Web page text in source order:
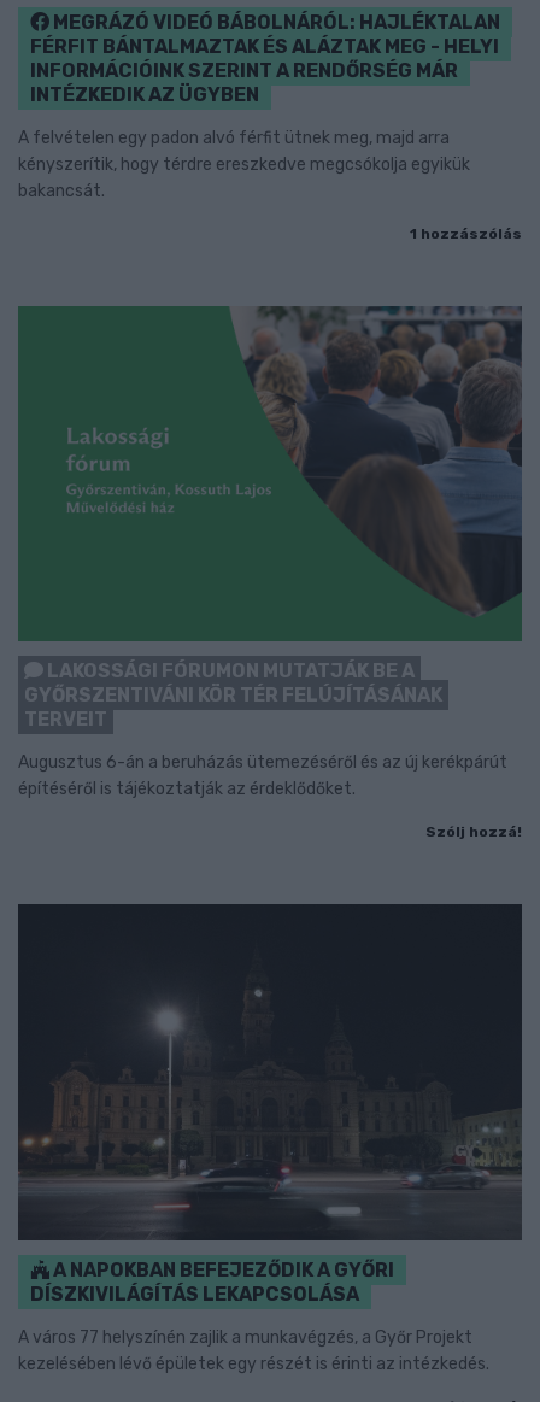
MEGRÁZÓ VIDEÓ BÁBOLNÁRÓL: HAJLÉKTALAN
FÉRFIT BÁNTALMAZTAK ÉS ALÁZTAK MEG - HELYI
INFORMÁCIÓINK SZERINT A RENDŐRSÉG MÁR
INTÉZKEDIK AZ ÜGYBEN
A felvételen egy padon alvó férfit ütnek meg, majd arra
kényszerítik, hogy térdre ereszkedve megcsókolja egyikük
bakancsát.
1 hozzászólás
LAKOSSÁGI FÓRUMON MUTATJÁK BE A
GYŐRSZENTIVÁNI KÖR TÉR FELÚJÍTÁSÁNAK
TERVEIT
Augusztus 6-án a beruházás ütemezéséről és az új kerékpárút
építéséről is tájékoztatják az érdeklődőket.
Szólj hozzá!
A NAPOKBAN BEFEJEZŐDIK A GYŐRI
DÍSZKIVILÁGÍTÁS LEKAPCSOLÁSA
A város 77 helyszínén zajlik a munkavégzés, a Győr Projekt
kezelésében lévő épületek egy részét is érinti az intézkedés.